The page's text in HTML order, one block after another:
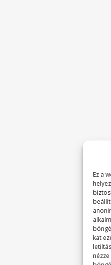
Ez a
kat